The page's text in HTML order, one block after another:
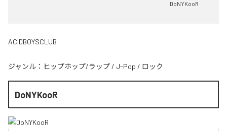
DoNYKooR
ACIDBOYSCLUB
ジャンル： ヒップホップ/ラップ / J-Pop / ロック
DoNYKooR